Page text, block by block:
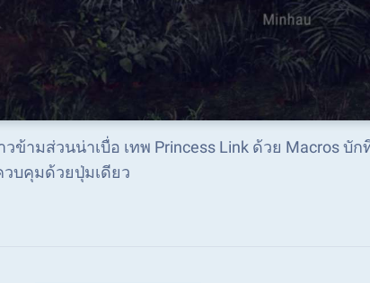
ข้ามส่วนน่าเบื่อ เทพ Princess Link ด้วย Macros
บคุมด้วยปุ่มเดียว